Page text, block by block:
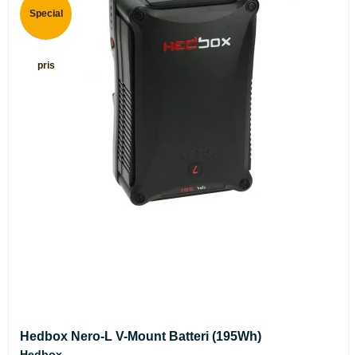
Special
pris
Hedbox Nero-L V-Mount Batteri (195Wh)